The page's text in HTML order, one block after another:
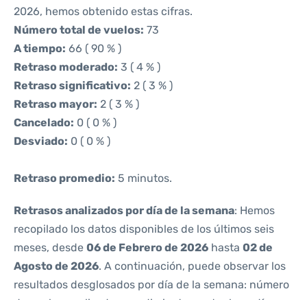
2026, hemos obtenido estas cifras.
Número total de vuelos: 73
A tiempo: 66 ( 90 % )
Retraso moderado: 3 ( 4 % )
Retraso significativo: 2 ( 3 % )
Retraso mayor: 2 ( 3 % )
Cancelado: 0 ( 0 % )
Desviado: 0 ( 0 % )
Retraso promedio: 5 minutos.
Retrasos analizados por día de la semana: Hemos
recopilado los datos disponibles de los últimos seis
meses, desde 06 de Febrero de 2026 hasta 02 de
Agosto de 2026. A continuación, puede observar los
resultados desglosados por día de la semana: número